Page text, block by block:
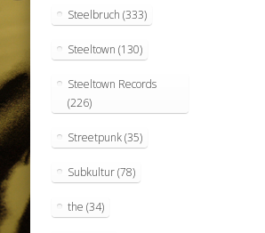
Steelbruch (333)
Steeltown (130)
Steeltown Records
(226)
Streetpunk(35)
Subkultur(78)
the (34)